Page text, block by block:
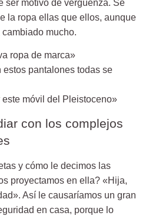
ser motivo de vergüenza. Se
la ropa ellas que ellos, aunque
mucho.
ropa de marca»
estos pantalones todas se
móvil del Pleistoceno»
con los complejos
y cómo le decimos las
proyectamos en ella? «Hija,
Así le causaríamos un gran
en casa, porque lo